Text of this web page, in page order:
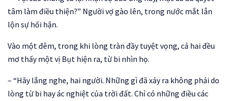
tâm làm điều thiện?” Người vợ gào lên, trong nước mắt lẫn
lộn sự hối hận.
Vào một đêm, trong khi lòng tràn đầy tuyệt vọng, cả hai đều
mơ thấy một vị Bụt hiện ra, từ bi nhìn họ.
– “Hãy lắng nghe, hai người. Những gì đã xảy ra không phải do
lòng từ bi hay ác nghiệt của trời đất. Chỉ có những điều các